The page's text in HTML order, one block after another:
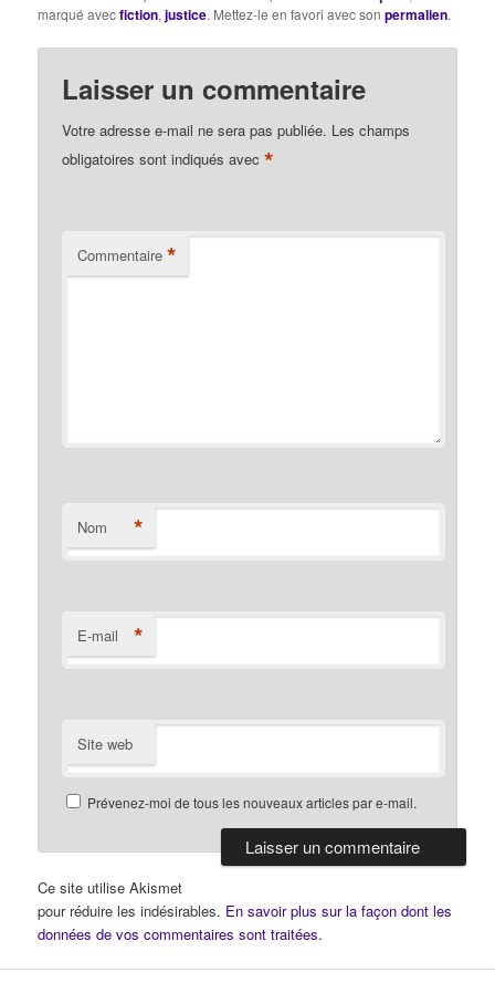
marqué avecfiction,justice. Mettez-le en favori avec sonpermalien.
Laisser un commentaire
Votre adresse e-mail ne sera pas publiée. Les champs
obligatoires sont indiqués avec*
Commentaire *
Nom *
E-mail *
Site web
Prévenez-moi de tous les nouveaux articles par e-mail.
Ce site utilise Akismet
pour réduire les indésirables. En savoir plus sur la façon dont les
données de vos commentaires sont traitées.